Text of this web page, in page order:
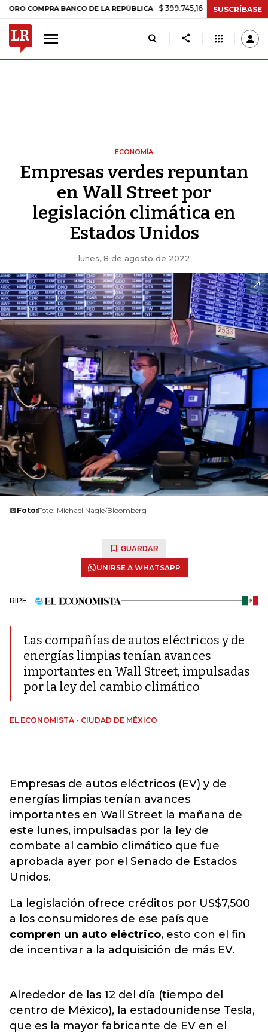
BANCO DE LA REPÚBLICA $ 399.745,16 +$ 2.295,71 +0,58%
SUSCRÍBASE
ECONOMÍA
Empresas verdes repuntan
en Wall Street por
legislación climática en
Estados Unidos
lunes, 8 de agosto de 2022
Foto:Foto: Michael Nagle/Bloomberg
GUARDAR
UNIRSE A WHATSAPP
RIPE:
Las compañías de autos eléctricos y de
energías limpias tenían avances
importantes en Wall Street, impulsadas
por la ley del cambio climático
EL ECONOMISTA - CIUDAD DE MÉXICO
Empresas de autos eléctricos (EV) y de
energías limpias tenían avances
importantes en Wall Street la mañana de
este lunes, impulsadas por la ley de
combate al cambio climático que fue
aprobada ayer por el Senado de Estados
Unidos.
La legislación ofrece créditos por US$7,500
a los consumidores de ese país que
compren un auto eléctrico, esto con el fin
de incentivar a la adquisición de más EV.
Alrededor de las 12 del día (tiempo del
centro de México), la estadounidense Tesla,
que es la mayor fabricante de EV en el